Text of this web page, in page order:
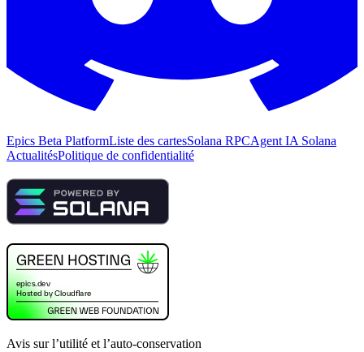
Epics Beta PlatformListe des cartesSolana RPCAgent IA Solana
ActualitésPolitique de confidentialité
Avis sur l’utilité et l’auto-conservation